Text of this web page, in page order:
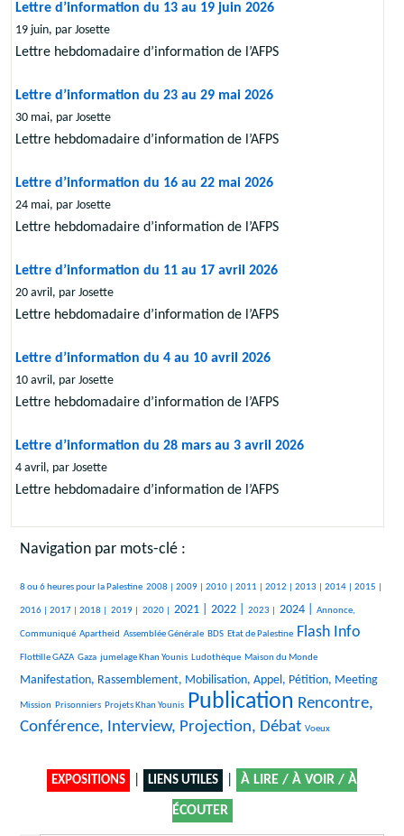
Lettre d’information du 13 au 19 juin 2026
19 juin, par Josette
Lettre hebdomadaire d’information de l’AFPS
Lettre d’information du 23 au 29 mai 2026
30 mai, par Josette
Lettre hebdomadaire d’information de l’AFPS
Lettre d’information du 16 au 22 mai 2026
24 mai, par Josette
Lettre hebdomadaire d’information de l’AFPS
Lettre d’information du 11 au 17 avril 2026
20 avril, par Josette
Lettre hebdomadaire d’information de l’AFPS
Lettre d’information du 4 au 10 avril 2026
10 avril, par Josette
Lettre hebdomadaire d’information de l’AFPS
Lettre d’information du 28 mars au 3 avril 2026
4 avril, par Josette
Lettre hebdomadaire d’information de l’AFPS
Navigation par mots-clé :
401/2431
8 ou 6 heures pour la Palestine
212/2431 2008 |
156/2431 2009 |
287/2431 2010 |
301/2431 2011 |
371/2431 2012 |
98/2431 2013 |
414/2431 2014 |
105/2431 2015 |
391/2431
2016 |
515/2431
2017 |
143/2431 2018 |
103/2431 2019 |
75/2431 2020 |
849/2431 2021 |
920/2431 2022 |
374/2431 2023 |
850/2431 2024 |
493/2431 Annonce,
Communiqué
28/2431 Apartheid
30/2431 Assemblée Générale
211/2431 BDS
49/2431 Etat de Palestine
1358/2431 Flash Info
36/2431
Flottille GAZA
314/2431 Gaza
193/2431 jumelage Khan Younis
259/2431 Ludothèque
10/2431 Maison du Monde
938/2431
Manifestation, Rassemblement, Mobilisation, Appel, Pétition, Meeting
10/2431
Mission
26/2431Prisonniers
127/2431 Projets Khan Younis
2431/2431 Publication
1565/2431
Rencontre,
Conférence, Interview, Projection, Débat
7/2431 Voeux
EXPOSITIONS LIENS UTILES À LIRE / À VOIR / À
ÉCOUTER